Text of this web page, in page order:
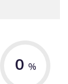
0 %